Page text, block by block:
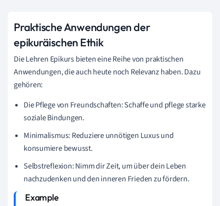
Praktische Anwendungen der
epikuräischen Ethik
Die Lehren Epikurs bieten eine Reihe von praktischen
Anwendungen, die auch heute noch Relevanz haben. Dazu
gehören:
Die Pflege von Freundschaften: Schaffe und pflege starke
soziale Bindungen.
Minimalismus: Reduziere unnötigen Luxus und
konsumiere bewusst.
Selbstreflexion: Nimm dir Zeit, um über dein Leben
nachzudenken und den inneren Frieden zu fördern.